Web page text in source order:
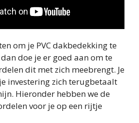
om je PVC dakbedekking te
doe je er goed aan om te
dit met zich meebrengt. Je
investering zich terugbetaalt
Hieronder hebben we de
voor je op een rijtje